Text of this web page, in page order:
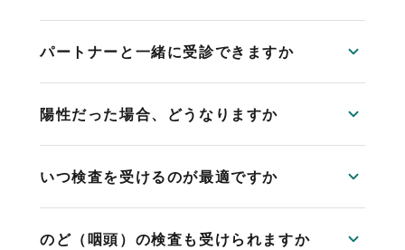
パートナーと一緒に受診できますか
陽性だった場合、どうなりますか
いつ検査を受けるのが最適ですか
のど（咽頭）の検査も受けられますか